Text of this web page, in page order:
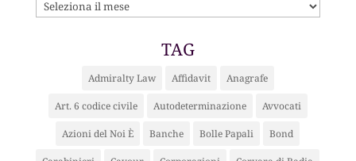
ARCHIVIO
TAG
Admiralty Law Affidavit Anagrafe
Art. 6 codice civile Autodeterminazione Avvocati
Azioni del Noi È Banche Bolle Papali Bond